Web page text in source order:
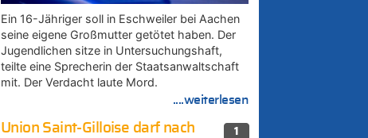
Ein 16-Jähriger soll in Eschweiler bei Aachen
seine eigene Großmutter getötet haben. Der
Jugendlichen sitze in Untersuchungshaft,
teilte eine Sprecherin der Staatsanwaltschaft
mit. Der Verdacht laute Mord.
....weiterlesen
1
Union Saint-Gilloise darf nach